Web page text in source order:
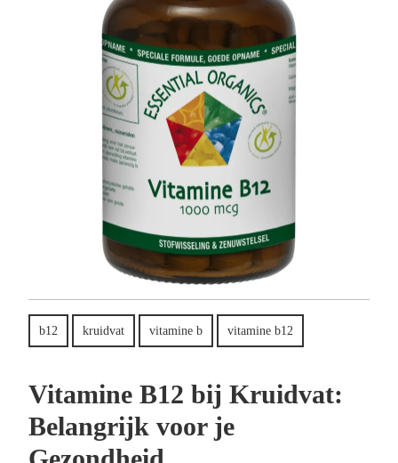
b12 kruidvat vitamine b vitamine b12
Vitamine B12 bij Kruidvat:
Belangrijk voor je